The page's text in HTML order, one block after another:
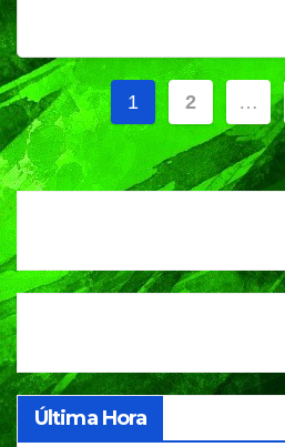
Paginación
de
entradas
1 2 …
Última Hora